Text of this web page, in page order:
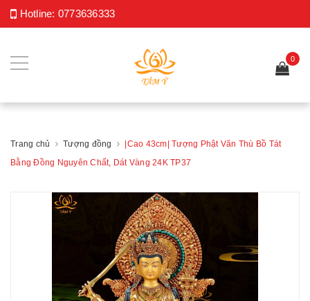
Hotline: 0773636333
0
Trang chủ Tượng đồng |Cao 43cm| Tượng Phật Văn Thù Bồ Tát
Bằng Đồng Nguyên Chất, Dát Vàng 24K TP37